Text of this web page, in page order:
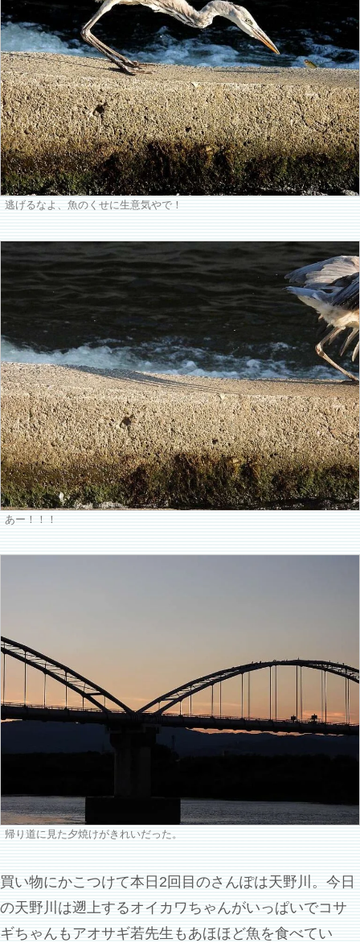
逃げるなよ、魚のくせに生意気やで！
あー！！！
帰り道に見た夕焼けがきれいだった。
買い物にかこつけて本日2回目のさんぽは天野川。今日
の天野川は遡上するオイカワちゃんがいっぱいでコサ
ギちゃんもアオサギ若先生もあほほど魚を食べてい